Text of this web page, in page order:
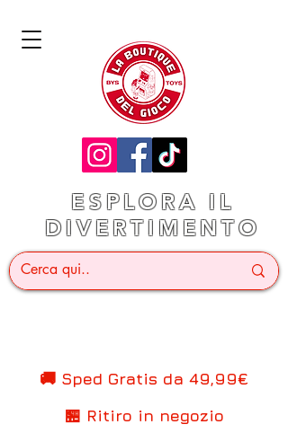
ESPLORA IL
DIVERTIMENTO
🚚 Sped Gratis da 49,99€
🏪 Ritiro in negozio